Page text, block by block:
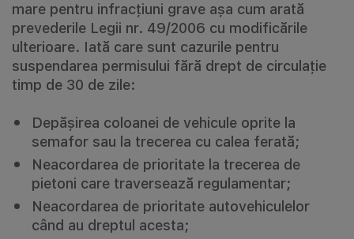
mare pentru infracțiuni grave așa cum arată
prevederile Legii nr. 49/2006 cu modificările
ulterioare. Iată care sunt cazurile pentru
suspendarea permisului fără drept de circulație
timp de 30 de zile:
Depășirea coloanei de vehicule oprite la
semafor sau la trecerea cu calea ferată;
Neacordarea de prioritate la trecerea de
pietoni care traversează regulamentar;
Neacordarea de prioritate autovehiculelor
când au dreptul acesta;